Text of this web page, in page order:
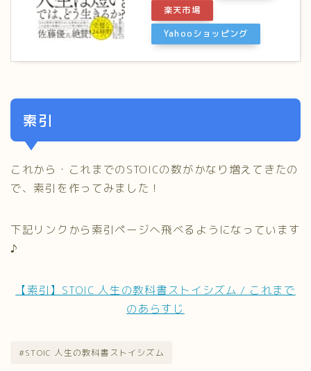
楽天市場
Yahooショッピング
索引
これから・これまでのSTOICの数がかなり増えてきたの
で、索引を作ってみました！
下記リンクから索引ページへ飛べるようになっています
♪
【索引】STOIC 人生の教科書ストイシズム / これまで
のあらすじ
#STOIC 人生の教科書ストイシズム